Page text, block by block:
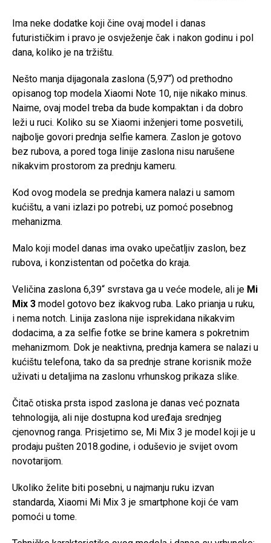
Ima neke dodatke koji čine ovaj model i danas
futurističkim i pravo je osvježenje čak i nakon godinu i pol
dana, koliko je na tržištu.
Nešto manja dijagonala zaslona (5,97“) od prethodno
opisanog top modela Xiaomi Note 10, nije nikako minus.
Naime, ovaj model treba da bude kompaktan i da dobro
leži u ruci. Koliko su se Xiaomi inženjeri tome posvetili,
najbolje govori prednja selfie kamera. Zaslon je gotovo
bez rubova, a pored toga linije zaslona nisu narušene
nikakvim prostorom za prednju kameru.
Kod ovog modela se prednja kamera nalazi u samom
kućištu, a vani izlazi po potrebi, uz pomoć posebnog
mehanizma.
Malo koji model danas ima ovako upečatljiv zaslon, bez
rubova, i konzistentan od početka do kraja.
Veličina zaslona 6,39“ svrstava ga u veće modele, ali je Mi
Mix 3 model gotovo bez ikakvog ruba. Lako prianja u ruku,
i nema notch. Linija zaslona nije isprekidana nikakvim
dodacima, a za selfie fotke se brine kamera s pokretnim
mehanizmom. Dok je neaktivna, prednja kamera se nalazi u
kućištu telefona, tako da sa prednje strane korisnik može
uživati u detaljima na zaslonu vrhunskog prikaza slike.
Čitač otiska prsta ispod zaslona je danas već poznata
tehnologija, ali nije dostupna kod uređaja srednjeg
cjenovnog ranga. Prisjetimo se, Mi Mix 3 je model koji je u
prodaju pušten 2018.godine, i oduševio je svijet ovom
novotarijom.
Ukoliko želite biti posebni, u najmanju ruku izvan
standarda, Xiaomi Mi Mix 3 je smartphone koji će vam
pomoći u tome.